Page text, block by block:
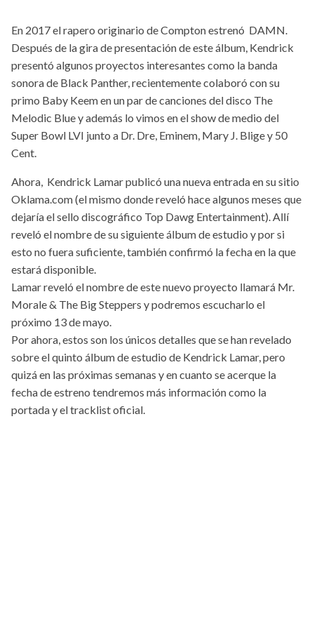
En 2017 el rapero originario de Compton estrenó DAMN.
Después de la gira de presentación de este álbum, Kendrick
presentó algunos proyectos interesantes como la banda
sonora de Black Panther, recientemente colaboró con su
primo Baby Keem en un par de canciones del disco The
Melodic Blue y además lo vimos en el show de medio del
Super Bowl LVI junto a Dr. Dre, Eminem, Mary J. Blige y 50
Cent.
Ahora, Kendrick Lamar publicó una nueva entrada en su sitio
Oklama.com (el mismo donde reveló hace algunos meses que
dejaría el sello discográfico Top Dawg Entertainment). Allí
reveló el nombre de su siguiente álbum de estudio y por si
esto no fuera suficiente, también confirmó la fecha en la que
estará disponible.
Lamar reveló el nombre de este nuevo proyecto llamará Mr.
Morale & The Big Steppers y podremos escucharlo el
próximo 13 de mayo.
Por ahora, estos son los únicos detalles que se han revelado
sobre el quinto álbum de estudio de Kendrick Lamar, pero
quizá en las próximas semanas y en cuanto se acerque la
fecha de estreno tendremos más información como la
portada y el tracklist oficial.